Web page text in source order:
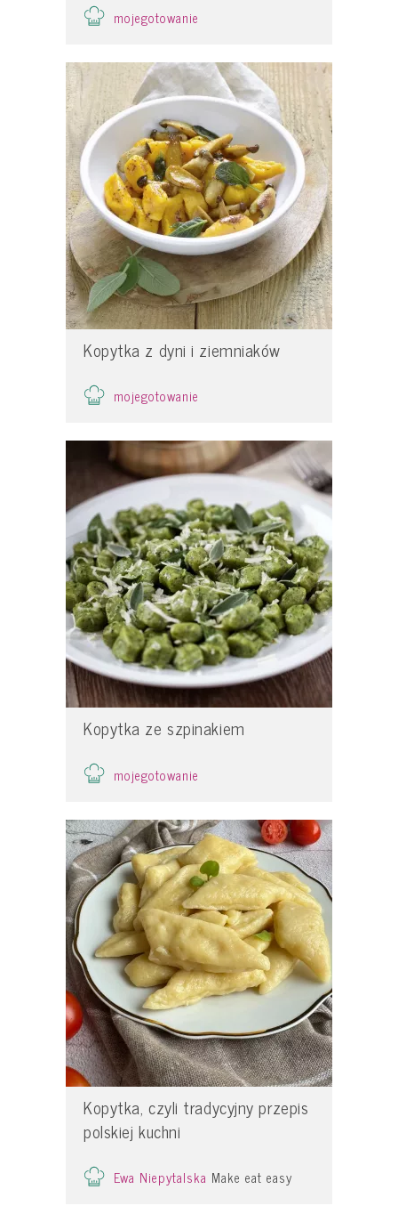
mojegotowanie
Kopytka z dyni i ziemniaków
mojegotowanie
Kopytka ze szpinakiem
mojegotowanie
Kopytka, czyli tradycyjny przepis
polskiej kuchni
Ewa Niepytalska Make eat easy